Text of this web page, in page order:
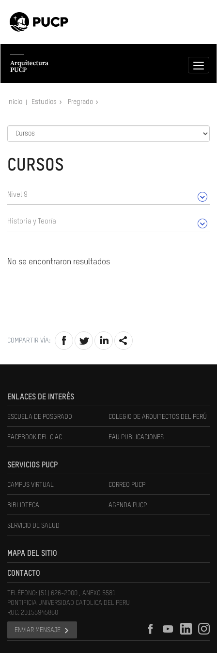
Inicio Estudios Pregrado
CURSOS
Nivel 9
Historia y Teoría
No se encontraron resultados
COMPARTIR VÍA:
ENLACES DE INTERÉS
ESCUELA DE POSGRADO COLEGIO DE ARQUITECTOS DEL PERÚ
FACEBOOK DEL CIAC FAU PUBLICACIONES
SERVICIOS PUCP
CAMPUS VIRTUAL CORREO PUCP
BIBLIOTECA AGENDA PUCP
SERVICIO DE SALUD
MAPA DEL SITIO
CONTACTO
TELÉFONO: (51) 626-2000 , ANEXO 5581
PONTIFICIA UNIVERSIDAD CATOLICA DEL PERU
RUC: 20155945860
ENVIAR MENSAJE